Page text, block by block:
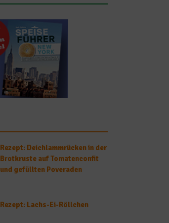
Rezept: Deichlammrücken in der
Brotkruste auf Tomatenconfit
und gefüllten Poveraden
Rezept: Lachs-Ei-Röllchen